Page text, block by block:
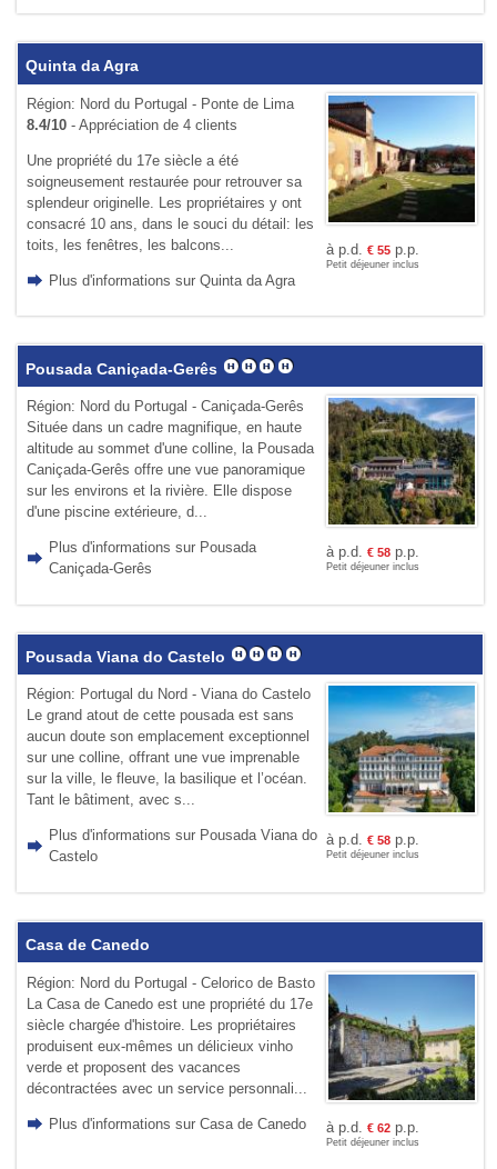
Quinta da Agra
Région: Nord du Portugal - Ponte de Lima
8.4/10- Appréciation de 4 clients
Une propriété du 17e siècle a été
soigneusement restaurée pour retrouver sa
splendeur originelle. Les propriétaires y ont
consacré 10 ans, dans le souci du détail: les
toits, les fenêtres, les balcons...
Plus d'informations sur Quinta da Agra
à p.d. € 55p.p.
Petit déjeuner inclus
Pousada Caniçada-Gerês
Région: Nord du Portugal - Caniçada-Gerês
Située dans un cadre magnifique, en haute
altitude au sommet d'une colline, la Pousada
Caniçada-Gerês offre une vue panoramique
sur les environs et la rivière. Elle dispose
d'une piscine extérieure, d...
Plus d'informations sur Pousada
Caniçada-Gerês
à p.d. € 58p.p.
Petit déjeuner inclus
Pousada Viana do Castelo
Région: Portugal du Nord - Viana do Castelo
Le grand atout de cette pousada est sans
aucun doute son emplacement exceptionnel
sur une colline, offrant une vue imprenable
sur la ville, le fleuve, la basilique et l’océan.
Tant le bâtiment, avec s...
Plus d'informations sur Pousada Viana do
Castelo
à p.d. € 58p.p.
Petit déjeuner inclus
Casa de Canedo
Région: Nord du Portugal - Celorico de Basto
La Casa de Canedo est une propriété du 17e
siècle chargée d'histoire. Les propriétaires
produisent eux-mêmes un délicieux vinho
verde et proposent des vacances
décontractées avec un service personnali...
Plus d'informations sur Casa de Canedo à p.d. € 62p.p.
Petit déjeuner inclus